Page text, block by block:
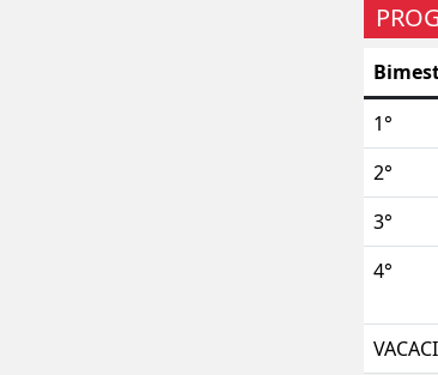
1°
2°
3°
4°